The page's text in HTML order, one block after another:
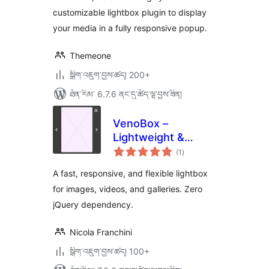
customizable lightbox plugin to display
your media in a fully responsive popup.
Themeone
སྒྲིག་འཇུག་བྱས་ཚད། 200+
ཐོན་རིམ་ 6.7.6 ནང་དུ་ཚོད་ལྟ་བྱས་ཟིན།
VenoBox –
Lightweight &
Responsive (1 གདེང་
འཇོག་
ཚང་།
)
A fast, responsive, and flexible lightbox
for images, videos, and galleries. Zero
jQuery dependency.
Nicola Franchini
སྒྲིག་འཇུག་བྱས་ཚད། 100+